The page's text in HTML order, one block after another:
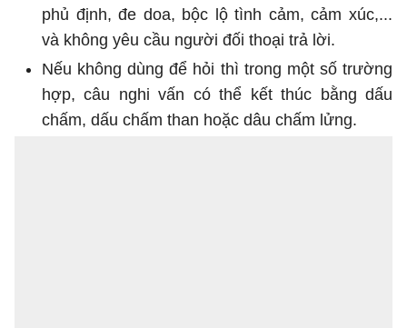
phủ định, đe doa, bộc lộ tình cảm, cảm xúc,...
và không yêu cầu người đối thoại trả lời.
Nếu không dùng để hỏi thì trong một số trường
hợp, câu nghi vấn có thể kết thúc bằng dấu
chấm, dấu chấm than hoặc dâu chấm lửng.